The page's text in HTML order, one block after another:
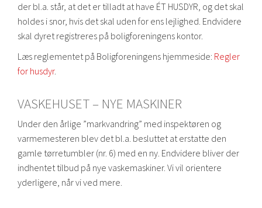
der bl.a. står, at det er tilladt at have ÉT HUSDYR, og det skal
holdes i snor, hvis det skal uden for ens lejlighed. Endvidere
skal dyret registreres på boligforeningens kontor.
Læs reglementet på Boligforeningens hjemmeside: Regler
for husdyr.
VASKEHUSET – NYE MASKINER
Under den årlige ”markvandring” med inspektøren og
varmemesteren blev det bl.a. besluttet at erstatte den
gamle tørretumbler (nr. 6) med en ny. Endvidere bliver der
indhentet tilbud på nye vaskemaskiner. Vi vil orientere
yderligere, når vi ved mere.